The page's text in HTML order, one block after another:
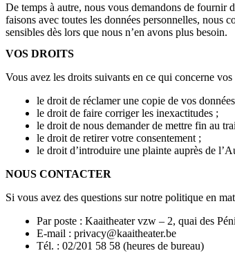
De temps à autre, nous vous demandons de fournir
faisons avec toutes les données personnelles, nous
sensibles dès lors que nous n’en avons plus besoin.
VOS DROITS
Vous avez les droits suivants en ce qui concerne vos
le droit de réclamer une copie de vos
le droit de faire corriger les inexactitudes ;
le droit de nous demander de mettre fin au
le droit de retirer votre consentement ;
le droit d’introduire une plainte auprès de
NOUS CONTACTER
Si vous avez des questions sur notre politique en
Par poste : Kaaitheater vzw – 2, quai des
E-mail : privacy@kaaitheater.be
Tél. : 02/201 58 58 (heures de bureau)